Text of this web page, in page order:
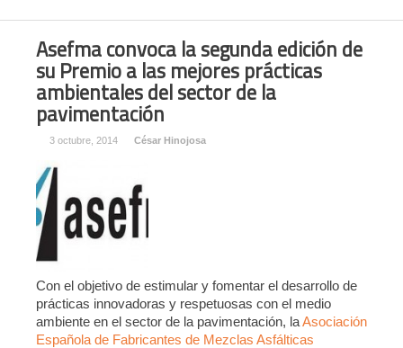
Asefma convoca la segunda edición de
su Premio a las mejores prácticas
ambientales del sector de la
pavimentación
3 octubre, 2014 César Hinojosa
Con el objetivo de estimular y fomentar el desarrollo de
prácticas innovadoras y respetuosas con el medio
ambiente en el sector de la pavimentación, laAsociación
Española de Fabricantes de Mezclas Asfálticas